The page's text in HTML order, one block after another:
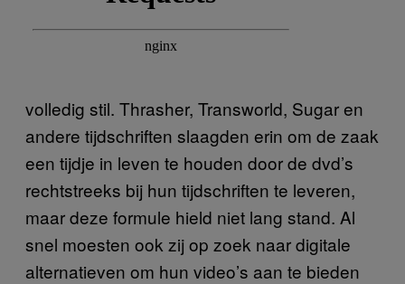
volledig stil. Thrasher, Transworld, Sugar en
andere tijdschriften slaagden erin om de zaak
een tijdje in leven te houden door de dvd’s
rechtstreeks bij hun tijdschriften te leveren,
maar deze formule hield niet lang stand. Al
snel moesten ook zij op zoek naar digitale
alternatieven om hun video’s aan te bieden